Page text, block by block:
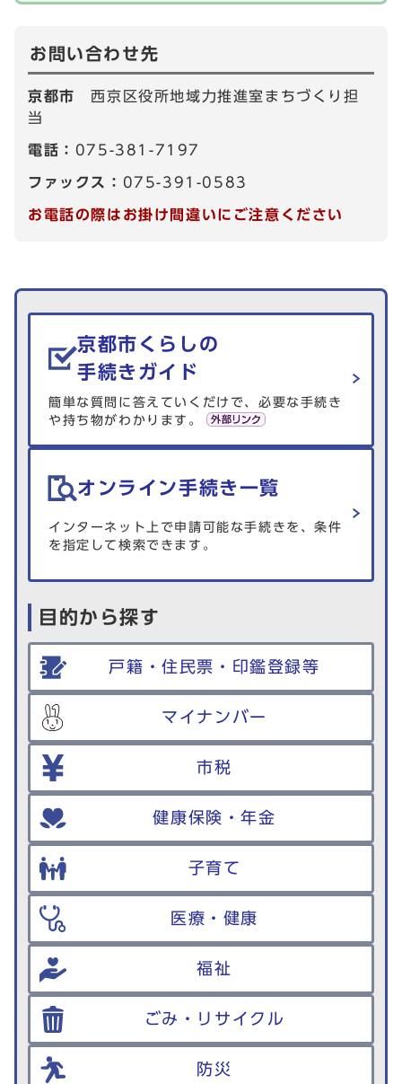
お問い合わせ先
京都市西京区役所地域力推進室まちづくり担
当
電話： 075-381-7197
ファックス： 075-391-0583
お電話の際はお掛け間違いにご注意ください
生活情報を探す
京都市くらしの
手続きガイド
簡単な質問に答えていくだけで、必要な手続き
や持ち物がわかります。
オンライン手続き一覧
インターネット上で申請可能な手続きを、条件
を指定して検索できます。
目的から探す
戸籍・住民票・印鑑登録等
マイナンバー
市税
健康保険・年金
子育て
医療・健康
福祉
ごみ・リサイクル
防災